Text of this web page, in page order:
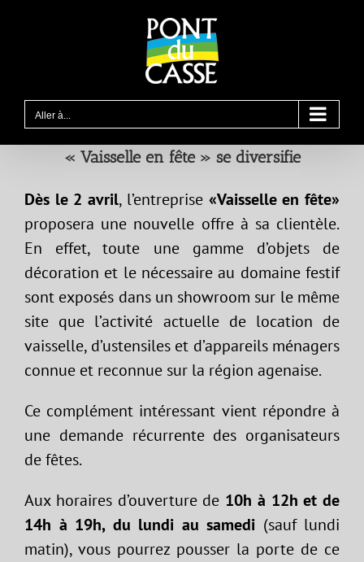
Aller à...
« Vaisselle en fête » se diversifie
Dès le 2 avril, l’entreprise «Vaisselle en fête»
proposera une nouvelle offre à sa clientèle.
En effet, toute une gamme d’objets de
décoration et le nécessaire au domaine festif
sont exposés dans un showroom sur le même
site que l’activité actuelle de location de
vaisselle, d’ustensiles et d’appareils ménagers
connue et reconnue sur la région agenaise.
Ce complément intéressant vient répondre à
une demande récurrente des organisateurs
de fêtes.
Aux horaires d’ouverture de 10h à 12h et de
14h à 19h, du lundi au samedi (sauf lundi
matin), vous pourrez pousser la porte de ce